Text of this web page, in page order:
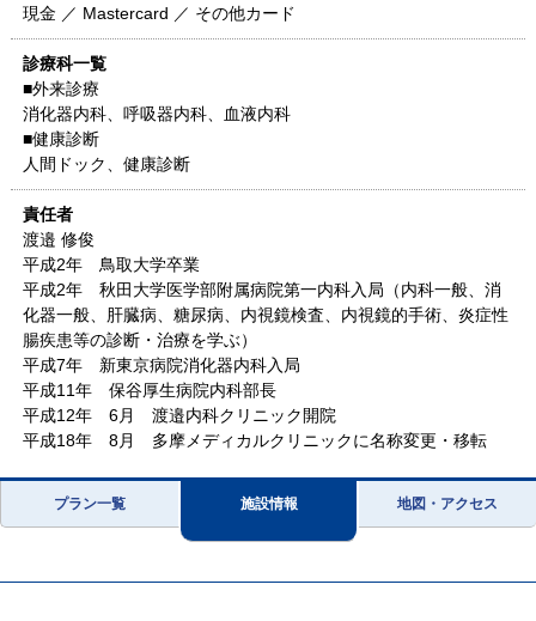
現金 ／ Mastercard ／ その他カード
診療科一覧
■外来診療
消化器内科、呼吸器内科、血液内科
■健康診断
人間ドック、健康診断
責任者
渡邉 修俊
平成2年 鳥取大学卒業
平成2年 秋田大学医学部附属病院第一内科入局（内科一般、消
化器一般、肝臓病、糖尿病、内視鏡検査、内視鏡的手術、炎症性
腸疾患等の診断・治療を学ぶ）
平成7年 新東京病院消化器内科入局
平成11年 保谷厚生病院内科部長
平成12年 6月 渡邉内科クリニック開院
平成18年 8月 多摩メディカルクリニックに名称変更・移転
プラン一覧 施設情報 地図・アクセス